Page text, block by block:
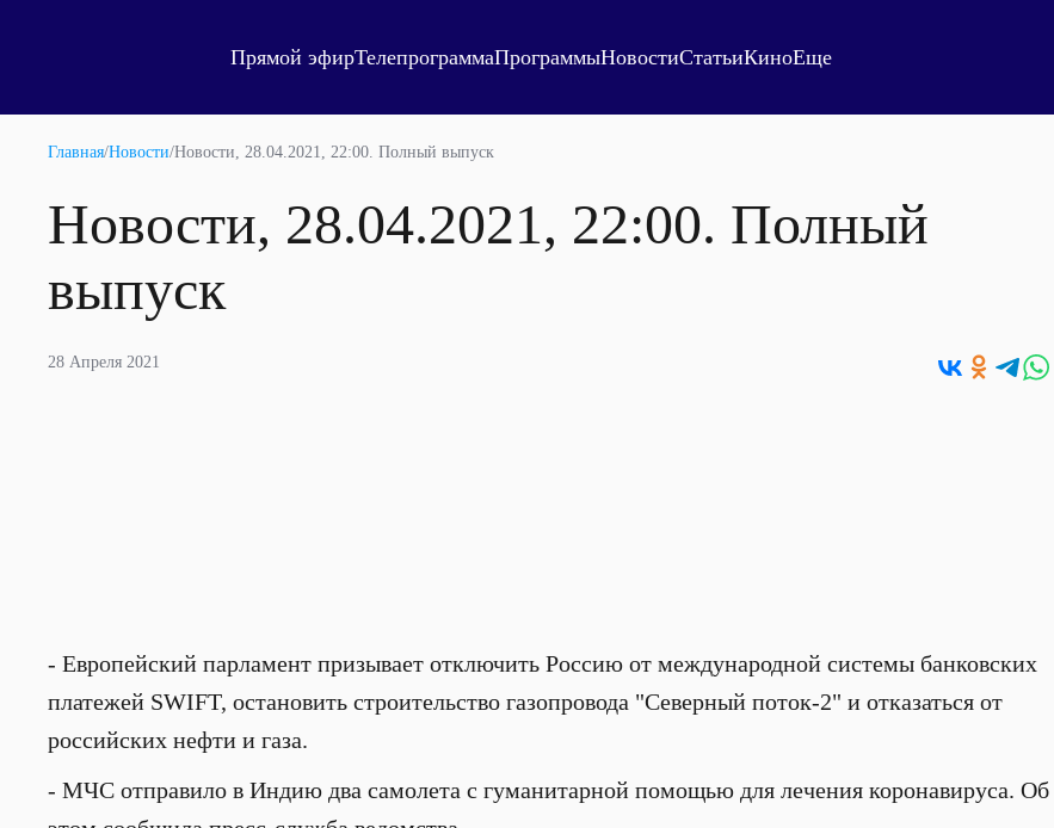
Прямой эфирТелепрограммаПрограммыНовостиСтатьиКиноЕще
Главная/Новости/Новости, 28.04.2021, 22:00. Полный выпуск
Новости, 28.04.2021, 22:00. Полный
выпуск
28 Апреля 2021
- Европейский парламент призывает отключить Россию от международной системы банковских
платежей SWIFT, остановить строительство газопровода "Северный поток-2" и отказаться от
российских нефти и газа.
- МЧС отправило в Индию два самолета с гуманитарной помощью для лечения коронавируса. Об